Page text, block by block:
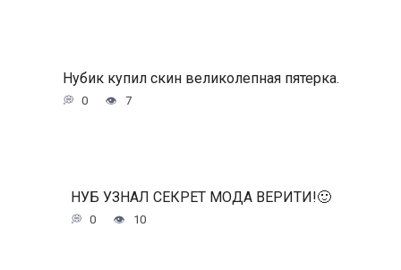
Нубик купил скин великолепная пятерка.
0 7
НУБ УЗНАЛ СЕКРЕТ МОДА ВЕРИТИ!🙂
0 10